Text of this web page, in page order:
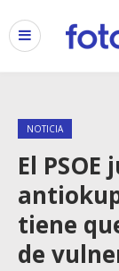
NOTICIA
El
tiene
de